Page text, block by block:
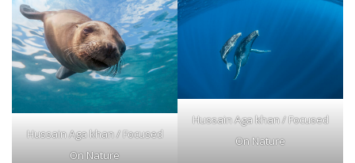
Hussain Aga khan / Focused
On Nature
Hussain Aga khan / Focused
On Nature